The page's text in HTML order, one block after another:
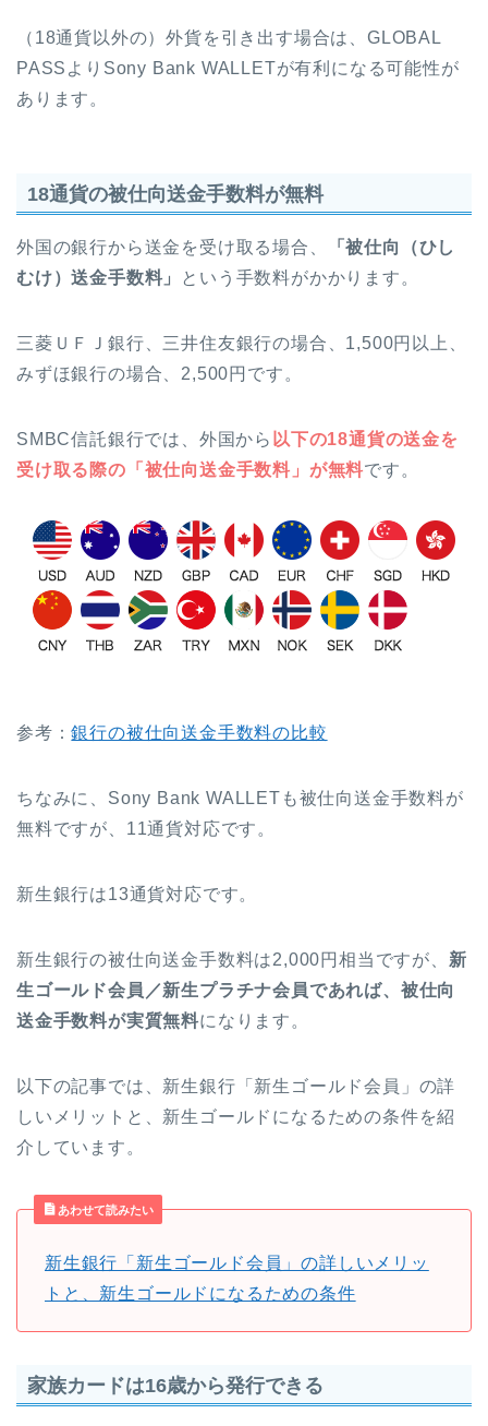
（18通貨以外の）外貨を引き出す場合は、GLOBAL
PASSよりSony Bank WALLETが有利になる可能性が
あります。
18通貨の被仕向送金手数料が無料
外国の銀行から送金を受け取る場合、
「被仕向（ひし
むけ）送金手数料」
という手数料がかかります。
三菱ＵＦＪ銀行、三井住友銀行の場合、1,500円以上、
みずほ銀行の場合、2,500円です。
SMBC信託銀行では、外国から 以下の18通貨の送金を
受け取る際の「被仕向送金手数料」が無料です。
参考：銀行の被仕向送金手数料の比較
ちなみに、Sony Bank WALLETも被仕向送金手数料が
無料ですが、11通貨対応です。
新生銀行は13通貨対応です。
新生銀行の被仕向送金手数料は2,000円相当ですが、 新
生ゴールド会員／新生プラチナ会員であれば、被仕向
送金手数料が実質無料になります。
以下の記事では、新生銀行「新生ゴールド会員」の詳
しいメリットと、新生ゴールドになるための条件を紹
介しています。
あわせて読みたい
新生銀行「新生ゴールド会員」の詳しいメリッ
トと、新生ゴールドになるための条件
家族カードは16歳から発行できる